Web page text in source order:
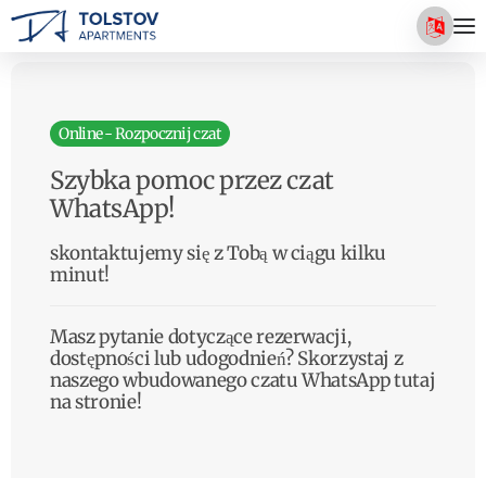
Online - Rozpocznij czat
Szybka pomoc przez czat
WhatsApp!
skontaktujemy się z Tobą w ciągu kilku
minut!
Masz pytanie dotyczące rezerwacji,
dostępności lub udogodnień? Skorzystaj z
naszego wbudowanego czatu WhatsApp tutaj
na stronie!